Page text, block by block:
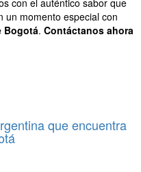
con el auténtico sabor que
un momento especial con
Bogotá. Contáctanos ahora
que encuentra